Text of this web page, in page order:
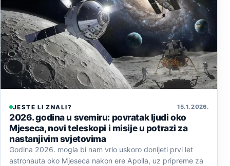
JESTE LI ZNALI? 15. 1. 2026.
2026. godina u svemiru: povratak ljudi oko
Mjeseca, novi teleskopi i misije u potrazi za
nastanjivim svjetovima
Godina 2026. mogla bi nam vrlo uskoro donijeti prvi let
astronauta oko Mjeseca nakon ere Apolla, uz pripreme za